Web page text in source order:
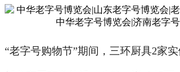
“老字号购物节”期间，三环厨具2家